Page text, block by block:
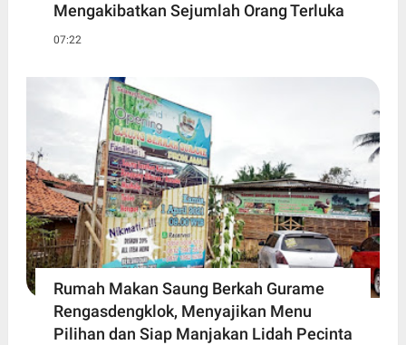
Mengakibatkan Sejumlah Orang Terluka
07:22
Rumah Makan Saung Berkah Gurame
Rengasdengklok, Menyajikan Menu
Pilihan dan Siap Manjakan Lidah Pecinta